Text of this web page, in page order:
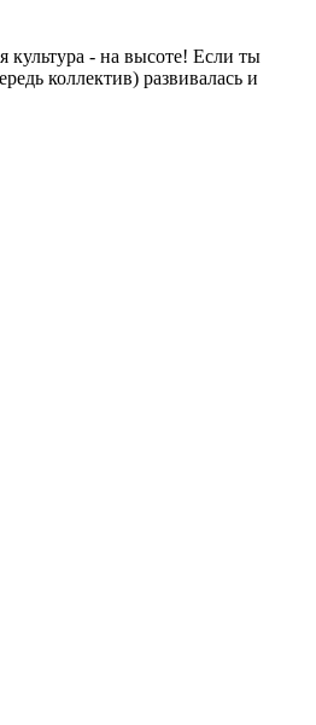
культура - на высоте! Если ты
коллектив) развивалась и